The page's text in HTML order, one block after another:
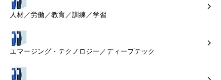
人材／労働／教育／訓練／学習
エマージング・テクノロジー／ディープテック